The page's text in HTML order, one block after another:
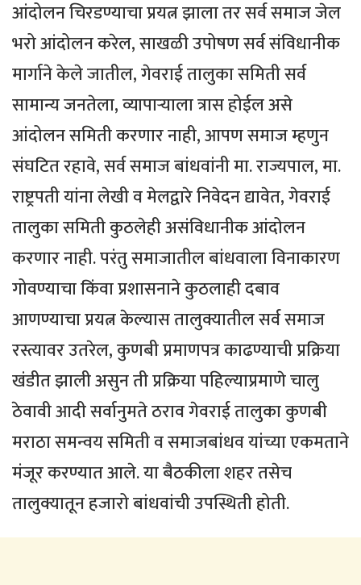
आंदोलन चिरडण्याचा प्रयत्न झाला तर सर्व समाज जेल
भरो आंदोलन करेल, साखळी उपोषण सर्व संविधानीक
मार्गाने केले जातील, गेवराई तालुका समिती सर्व
सामान्य जनतेला, व्यापाऱ्याला त्रास होईल असे
आंदोलन समिती करणार नाही, आपण समाज म्हणुन
संघटित रहावे, सर्व समाज बांधवांनी मा. राज्यपाल, मा.
राष्ट्रपती यांना लेखी व मेलद्वारे निवेदन द्यावेत, गेवराई
तालुका समिती कुठलेही असंविधानीक आंदोलन
करणार नाही. परंतु समाजातील बांधवाला विनाकारण
गोवण्याचा किंवा प्रशासनाने कुठलाही दबाव
आणण्याचा प्रयत्न केल्यास तालुक्यातील सर्व समाज
रस्त्यावर उतरेल, कुणबी प्रमाणपत्र काढण्याची प्रक्रिया
खंडीत झाली असुन ती प्रक्रिया पहिल्याप्रमाणे चालु
ठेवावी आदी सर्वानुमते ठराव गेवराई तालुका कुणबी
मराठा समन्वय समिती व समाजबांधव यांच्या एकमताने
मंजूर करण्यात आले. या बैठकीला शहर तसेच
तालुक्यातून हजारो बांधवांची उपस्थिती होती.